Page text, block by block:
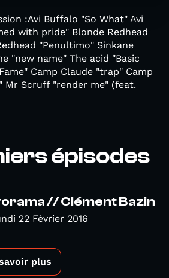
:Avi Buffalo "So What" Avi
with pride" Blonde Redhead
"Penultimo" Sinkane
"new name" The acid "Basic
Camp Claude "trap" Camp
Mr Scruff "render me" (feat.
épisodes
// Clément Bazin
22 Février 2016
plus